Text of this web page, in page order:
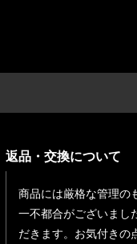
返品・交換について
商品には厳格な管理の
一不都合がございまし
だきます。お気付きの